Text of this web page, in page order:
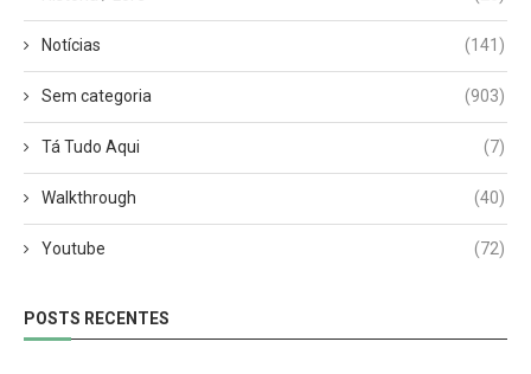
Notícias (141)
Sem categoria (903)
Tá Tudo Aqui (7)
Walkthrough (40)
Youtube (72)
POSTS RECENTES